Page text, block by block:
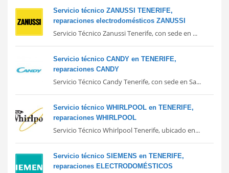
Servicio técnico ZANUSSI TENERIFE,
reparaciones electrodomésticos ZANUSSI
Servicio Técnico Zanussi Tenerife, con sede en ...
Servicio técnico CANDY en TENERIFE,
reparaciones CANDY
Servicio Técnico Candy Tenerife, con sede en Sa...
Servicio técnico WHIRLPOOL en TENERIFE,
reparaciones WHIRLPOOL
Servicio Técnico Whirlpool Tenerife, ubicado en...
Servicio técnico SIEMENS en TENERIFE,
reparaciones ELECTRODOMÉSTICOS